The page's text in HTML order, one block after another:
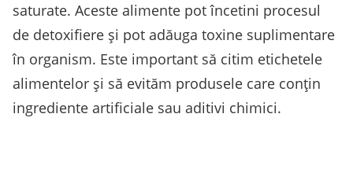
saturate. Aceste alimente pot încetini procesul
de detoxifiere și pot adăuga toxine suplimentare
în organism. Este important să citim etichetele
alimentelor și să evităm produsele care conțin
ingrediente artificiale sau aditivi chimici.